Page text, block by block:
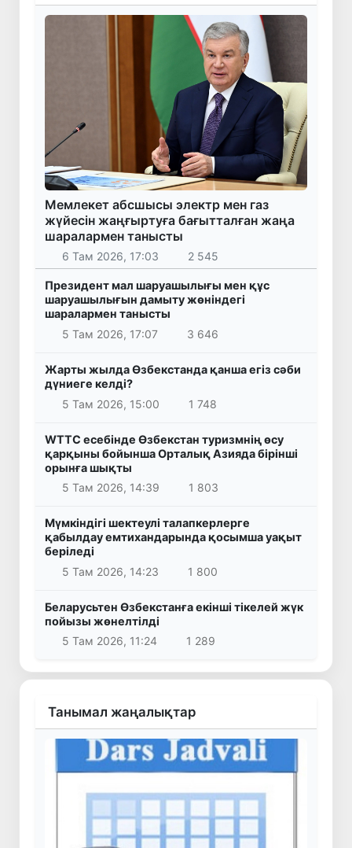
Мемлекет абсшысы электр мен газ
жүйесін жаңғыртуға бағытталған жаңа
шаралармен танысты
6 Там 2026, 17:03 2 545
Президент мал шаруашылығы мен құс
шаруашылығын дамыту жөніндегі
шаралармен танысты
5 Там 2026, 17:07
3 646
Жарты жылда Өзбекстанда қанша егіз сәби
дүниеге келді?
5 Там 2026, 15:00
1 748
WTTC есебінде Өзбекстан туризмнің өсу
қарқыны бойынша Орталық Азияда бірінші
орынға шықты
5 Там 2026, 14:39
1 803
Мүмкіндігі шектеулі талапкерлерге
қабылдау емтихандарында қосымша уақыт
беріледі
5 Там 2026, 14:23
1 800
Беларусьтен Өзбекстанға екінші тікелей жүк
пойызы жөнелтілді
5 Там 2026, 11:24
1 289
Танымал жаңалықтар